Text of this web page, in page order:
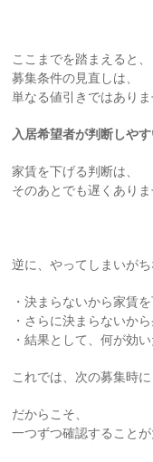
ここまでを踏まえると、
募集条件の見直しは、
単なる値引きではありま
入居希望者が判断しや
家賃を下げる判断は、
そのあとでも遅くありま
逆に、やってしまいがち
・決まらないから家賃
・さらに決まらないか
・結果として、何が効
これでは、次の募集時
だからこそ、
一つずつ確認することが